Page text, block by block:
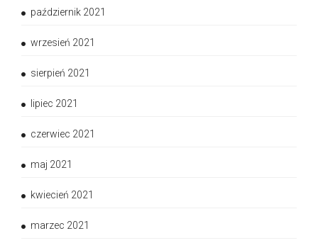
październik 2021
wrzesień 2021
sierpień 2021
lipiec 2021
czerwiec 2021
maj 2021
kwiecień 2021
marzec 2021